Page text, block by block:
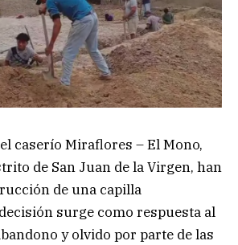
caserío Miraflores – El Mono,
de San Juan de la Virgen, han
de una capilla
surge como respuesta al
y olvido por parte de las